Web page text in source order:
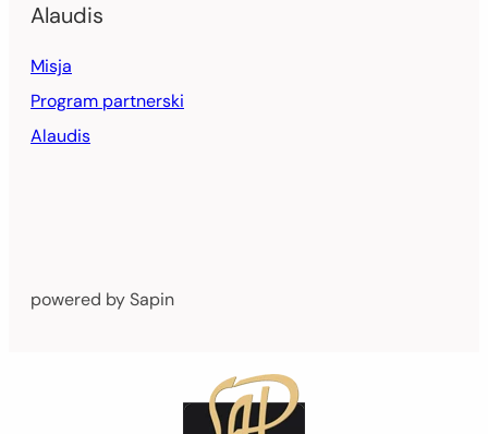
Alaudis
Misja
Program partnerski
Alaudis
powered by Sapin